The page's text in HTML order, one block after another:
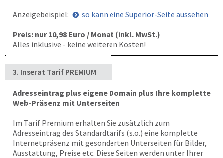
Anzeigebeispiel:
so kann eine Superior-Seite aussehen
Preis: nur 10,98 Euro / Monat (inkl. MwSt.)
Alles inklusive - keine weiteren Kosten!
3. Inserat Tarif PREMIUM
Adresseintrag plus eigene Domain plus Ihre komplette
Web-Präsenz mit Unterseiten
Im Tarif Premium erhalten Sie zusätzlich zum
Adresseintrag des Standardtarifs (s.o.) eine komplette
Internetpräsenz mit gesonderten Unterseiten für Bilder,
Ausstattung, Preise etc. Diese Seiten werden unter Ihrer